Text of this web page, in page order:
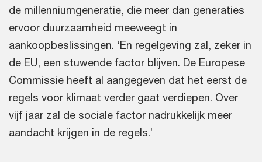
de millenniumgeneratie, die meer dan generaties
ervoor duurzaamheid meeweegt in
aankoopbeslissingen. ‘En regelgeving zal, zeker in
de EU, een stuwende factor blijven. De Europese
Commissie heeft al aangegeven dat het eerst de
regels voor klimaat verder gaat verdiepen. Over
vijf jaar zal de sociale factor nadrukkelijk meer
aandacht krijgen in de regels.’